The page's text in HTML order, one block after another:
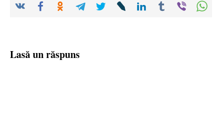
Lasă un răspuns